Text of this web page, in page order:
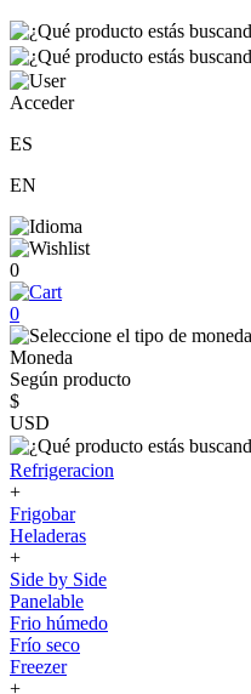
Acceder
ES
EN
0
0
Moneda
Según producto
$
USD
Refrigeracion
+
Frigobar
Heladeras
+
Side by Side
Panelable
Frio húmedo
Frío seco
Freezer
+